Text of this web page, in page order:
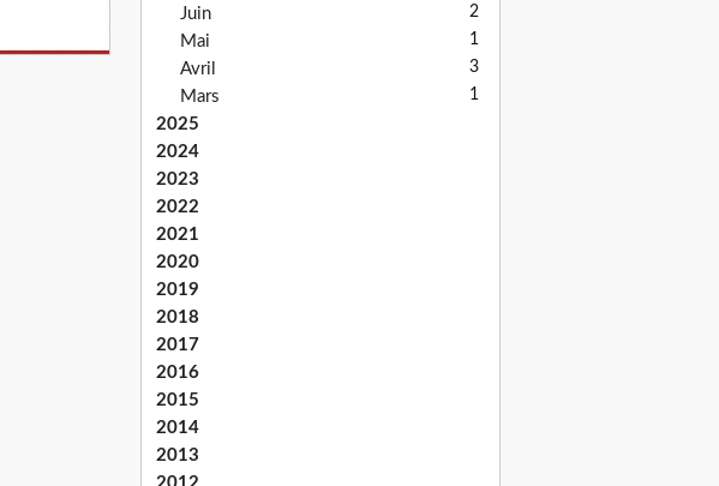
Juin
2
Mai 1
Avril 3
Mars 1
2025
2024
2023
2022
2021
2020
2019
2018
2017
2016
2015
2014
2013